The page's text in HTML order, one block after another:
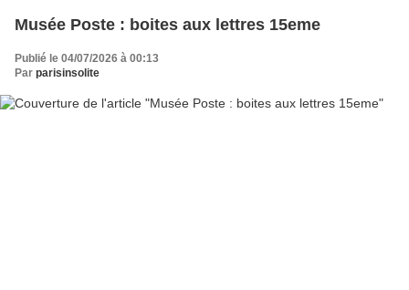
Musée Poste : boites aux lettres 15eme
Publié le 04/07/2026 à 00:13
Par parisinsolite